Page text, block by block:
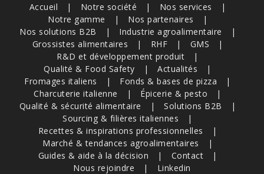
Accueil Notre société
Nos services
Notre gamme
Nos partenaires
Nos solutions B2B
Industrie agroalimentaire
Grossistes alimentaires
RHF
GMS
R&D et développement produit
Qualité & Food Safety
Actualités
Fromages italiens
Fonds & bases de pizza
Charcuterie italienne
Épicerie & pesto
Qualité & sécurité alimentaire
Solutions B2B
Sourcing & filières italiennes
Recettes & inspirations professionnelles
Marché & tendances agroalimentaires
Guides & aide à la décision
Contact
Nous rejoindre
Linkedin